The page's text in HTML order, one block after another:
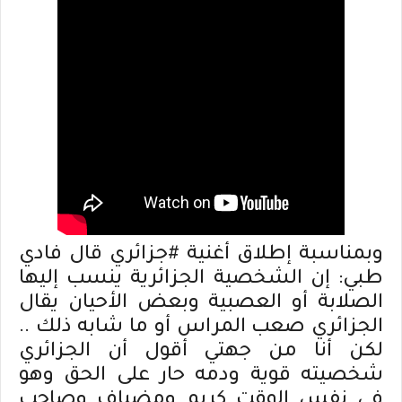
وبمناسبة إطلاق أغنية #جزائري قال فادي
طبي: إن الشخصية الجزائرية ينسب إليها
الصلابة أو العصبية وبعض الأحيان يقال
الجزائري صعب المراس أو ما شابه ذلك ..
لكن أنا من جهتي أقول أن الجزائري
شخصيته قوية ودمه حار على الحق وهو